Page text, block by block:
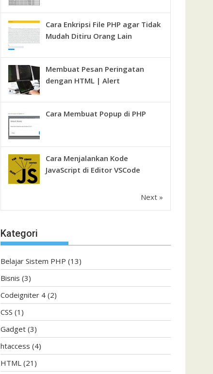
Cara Enkripsi File PHP agar Tidak
Mudah Ditiru Orang Lain
Membuat Pesan Peringatan
dengan HTML | Alert
Cara Membuat Popup di PHP
Cara Menjalankan Kode
JavaScript di Editor VSCode
Next »
Kategori
Belajar Sistem PHP (13)
Bisnis (3)
Codeigniter 4 (2)
CSS (1)
Gadget (3)
htaccess (4)
HTML (21)